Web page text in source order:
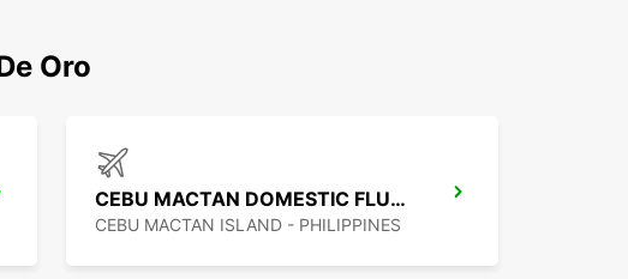
Oro
CEBU MACTAN DOMESTIC FLUGHAFEN
CEBU MACTAN ISLAND - PHILIPPINES